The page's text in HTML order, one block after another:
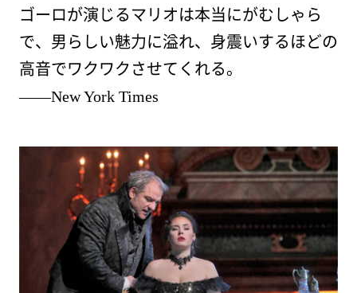
ゴーロが演じるマリオは本当にがむしゃら
で、男らしい魅力に溢れ、身震いするほどの
高音でワクワクさせてくれる。
――New York Times